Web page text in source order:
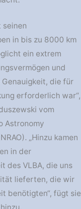
seinen
in bis zu 8000 km
ein extrem
und
die für
erforderlich war“,
vom
Astronomy
„Hinzu kamen
in der
des VLBA, die uns
lieferten, die wir
benötigten“, fügt sie